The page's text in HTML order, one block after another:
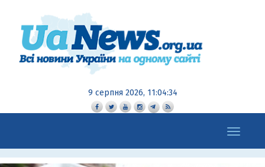
9 серпня 2026, 11:04:35
Toggle
navigation